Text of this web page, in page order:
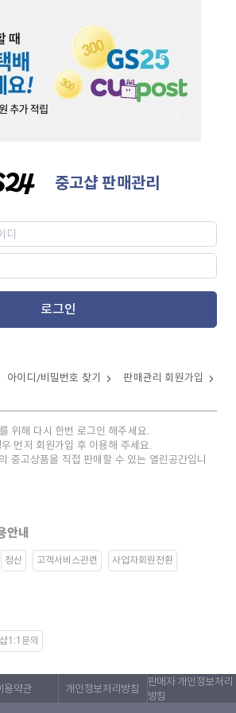
중고샵 판매관리
로그인
아이디/비밀번호 찾기 판매관리 회원가입
위해 다시 한번 로그인 해주세요.
먼저 회원가입 후 이용해 주세요.
중고상품을 직접 판매할 수 있는 열린공간입니
안내
정산 고객서비스관련 사업자회원전환
1:1문의
용약관 개인정보처리방침
판매자 개인정보처리
방침